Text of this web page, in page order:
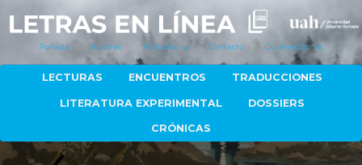
Portada Autores Artículos Contacto Quiénes Somos
LECTURAS ENCUENTROS TRADUCCIONES
LITERATURA EXPERIMENTAL DOSSIERS
CRÓNICAS